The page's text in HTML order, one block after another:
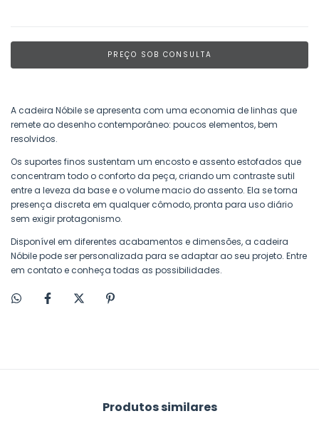
A cadeira Nóbile se apresenta com uma economia de linhas que
remete ao desenho contemporâneo: poucos elementos, bem
resolvidos.
Os suportes finos sustentam um encosto e assento estofados que
concentram todo o conforto da peça, criando um contraste sutil
entre a leveza da base e o volume macio do assento. Ela se torna
presença discreta em qualquer cômodo, pronta para uso diário
sem exigir protagonismo.
Disponível em diferentes acabamentos e dimensões, a cadeira
Nóbile pode ser personalizada para se adaptar ao seu projeto. Entre
em contato e conheça todas as possibilidades.
Produtos similares